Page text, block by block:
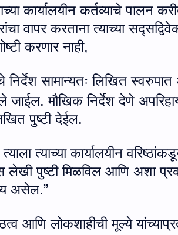
कार्यालयीन कर्तव्याचे पालन
वापर करताना त्याच्या
करणार नाही,
निर्देश सामान्यतः लिखित
जाईल. मौखिक निर्देश देणे
पुष्टी देईल.
त्याला त्याच्या कार्यालयीन
पुष्टी मिळविल आणि अशा
असेल.”
आणि लोकशाहीची मूल्ये